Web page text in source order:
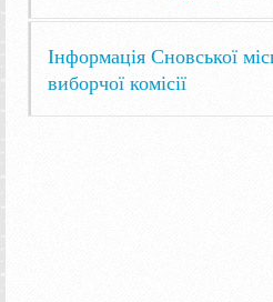
Інформація Сновської
виборчої комісії